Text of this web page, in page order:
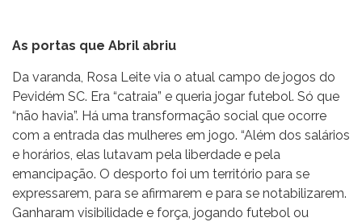
As portas que Abril abriu
Da varanda, Rosa Leite via o atual campo de jogos do
Pevidém SC. Era “catraia” e queria jogar futebol. Só que
“não havia”. Há uma transformação social que ocorre
com a entrada das mulheres em jogo. “Além dos salários
e horários, elas lutavam pela liberdade e pela
emancipação. O desporto foi um território para se
expressarem, para se afirmarem e para se notabilizarem.
Ganharam visibilidade e força, jogando futebol ou